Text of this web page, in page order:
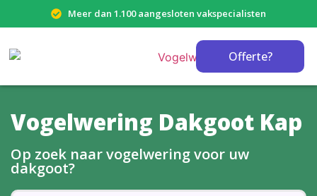
Meer dan 1.100 aangesloten vakspecialisten
Offerte?
Vogelwering Dakgoot Kap
Op zoek naar vogelwering voor uw
dakgoot?